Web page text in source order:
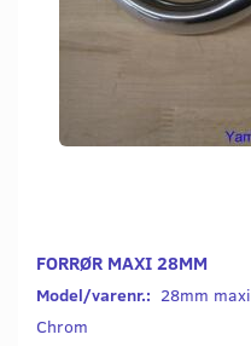
FORRØR MAXI 28MM
Model/varenr.: 28mm maxi
Chrom